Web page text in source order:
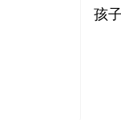
孩